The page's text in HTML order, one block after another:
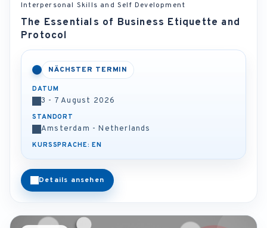
Interpersonal Skills and Self Development
The Essentials of Business Etiquette and
Protocol
NÄCHSTER TERMIN
DATUM
3 - 7 August 2026
STANDORT
Amsterdam - Netherlands
KURSSPRACHE: EN
Details ansehen